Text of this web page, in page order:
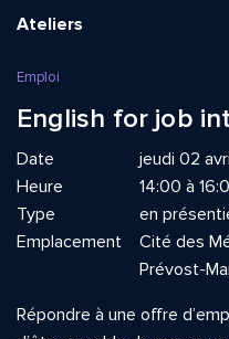
Ateliers
Emploi
English for job
Date
jeudi 02
Heure
14:00 à
Type
en
Emplacement
Cité des
Prévost-
Répondre à une offre